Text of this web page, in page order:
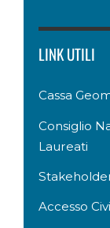
LINK UTILI
Cassa
Consiglio
Laureati
Accesso